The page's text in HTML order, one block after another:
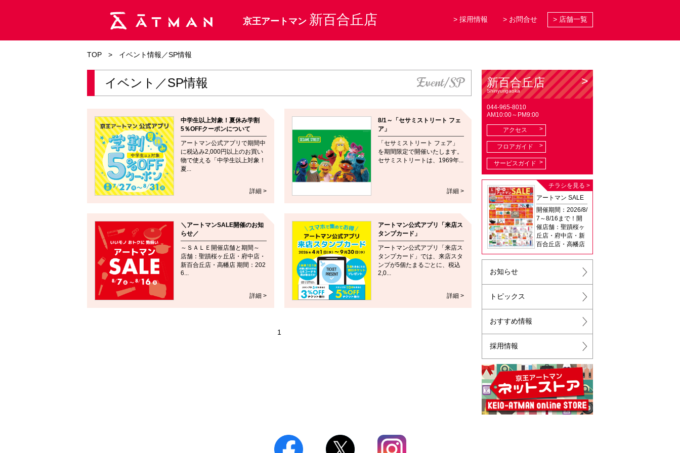
京王アートマン 新百合丘店 > 採用情報 > お問合せ > 店舗一覧
TOP > イベント情報／SP情報
イベント／SP情報 Event/SP
中学生以上対象！夏休み学割
5％OFFクーポンについて
アートマン公式アプリで期間中
に税込み2,000円以上のお買い
物で使える「中学生以上対象！
夏...
詳細 >
8/1～「セサミストリート フェ
ア」
「セサミストリート フェア」
を期間限定で開催いたします。
セサミストリートは、1969年...
詳細 >
＼アートマンSALE開催のお知
らせ／
～ＳＡＬＥ開催店舗と期間～
店舗：聖蹟桜ヶ丘店・府中店・
新百合丘店・高幡店 期間：202
6...
詳細 >
アートマン公式アプリ「来店ス
タンプカード」
アートマン公式アプリ「来店ス
タンプカード」では、来店スタ
ンプが5個たまるごとに、税込
2,0...
詳細 >
1
新百合丘店
Shinyurigaoka
044-965-8010
AM10:00～PM9:00
アクセス
フロアガイド
サービスガイド
チラシを見る >
アートマン SALE
開催期間：2026/8/
7～8/16まで！開
催店舗：聖蹟桜ヶ
丘店・府中店・新
百合丘店・高幡店
お知らせ
トピックス
おすすめ情報
採用情報